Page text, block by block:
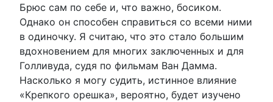
Брюс сам по себе и, что важно, босиком.
Однако он способен справиться со всеми ними
в одиночку. Я считаю, что это стало большим
вдохновением для многих заключенных и для
Голливуда, судя по фильмам Ван Дамма.
Насколько я могу судить, истинное влияние
«Крепкого орешка», вероятно, будет изучено